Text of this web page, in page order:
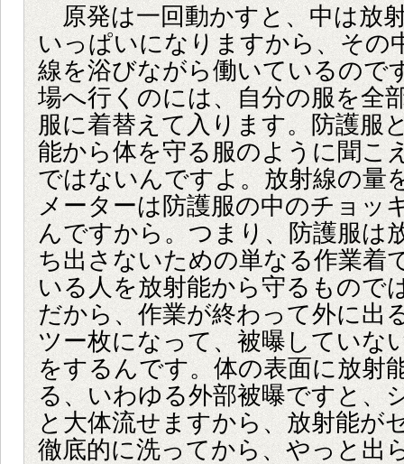
原発は一回動かすと、中は放
いっぱいになりますから、その
線を浴びながら働いているので
場へ行くのには、自分の服を全
服に着替えて入ります。防護服
能から体を守る服のように聞こ
ではないんですよ。放射線の量
メーターは防護服の中のチョッ
んですから。つまり、防護服は
ち出さないための単なる作業着
いる人を放射能から守るもので
だから、作業が終わって外に出
ツー枚になって、被曝していな
をするんです。体の表面に放射
る、いわゆる外部被曝ですと、
と大体流せますから、放射能が
徹底的に洗ってから、やっと出